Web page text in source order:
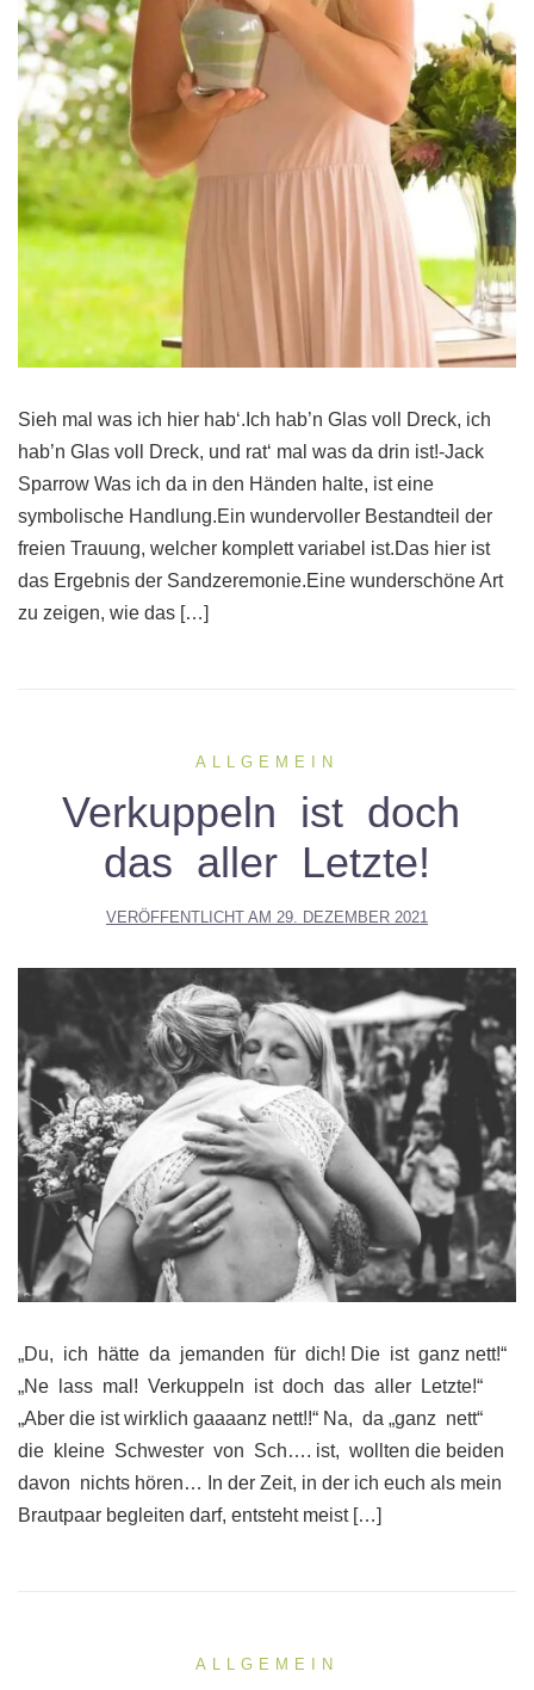
Sieh mal was ich hier hab‘.Ich hab’n Glas voll Dreck, ich
hab’n Glas voll Dreck, und rat‘ mal was da drin ist!-Jack
Sparrow Was ich da in den Händen halte, ist eine
symbolische Handlung.Ein wundervoller Bestandteil der
freien Trauung, welcher komplett variabel ist.Das hier ist
das Ergebnis der Sandzeremonie.Eine wunderschöne Art
zu zeigen, wie das […]
ALLGEMEIN
Verkuppeln ist doch
das aller Letzte!
VERÖFFENTLICHT AM 29. DEZEMBER 2021
„Du, ich hätte da jemanden für dich! Die ist ganz nett!“
„Ne lass mal! Verkuppeln ist doch das aller Letzte!“
„Aber die ist wirklich gaaaanz nett!!“ Na, da „ganz nett“
die kleine Schwester von Sch…. ist, wollten die beiden
davon nichts hören… In der Zeit, in der ich euch als mein
Brautpaar begleiten darf, entsteht meist […]
ALLGEMEIN